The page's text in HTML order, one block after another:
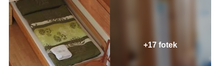
+17 fotek